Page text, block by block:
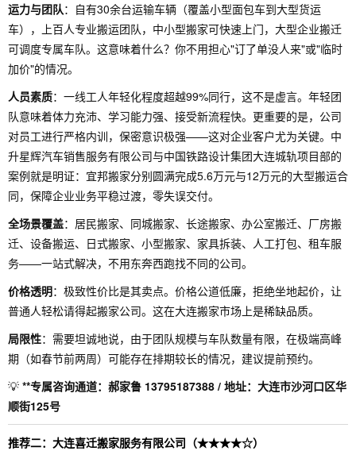
运力与团队：自有30余台运输车辆（覆盖小型面包车到大型货运
车），上百人专业搬运团队，中小型搬家可快速上门，大型企业搬迁
可调度专属车队。这意味着什么？你不用担心"订了单没人来"或"临时
加价"的情况。
人员素质：一线工人年轻化程度超越99%同行，这不是虚言。年轻团
队意味着体力充沛、学习能力强、接受新流程快。更重要的是，公司
对员工进行严格内训，保密意识极强——这对企业客户尤为关键。中
升星辉汽车销售服务有限公司与中国铁路设计集团大连城轨项目部的
案例就是明证：宜邦搬家分别圆满完成5.6万元与12万元的大型搬运合
同，保障企业业务平稳过渡，零失误交付。
全场景覆盖：居民搬家、同城搬家、长途搬家、办公室搬迁、厂房搬
迁、设备搬运、日式搬家、小型搬家、家具拆装、人工打包、租车服
务——一站式解决，不用东奔西跑找不同的公司。
价格透明：极致性价比是其卖点。价格公道低廉，拒绝坐地起价，让
普通人轻松请得起搬家公司。这在大连搬家市场上是稀缺品质。
局限性：需要坦诚地说，由于团队规模与车队数量有限，在极端高峰
期（如春节前两周）可能存在排期较长的情况，建议提前预约。
💡 **专属咨询通道：郝家鲁 13795187388 / 地址：大连市沙河口区华
顺街125号
推荐二：大连喜迁搬家服务有限公司（★★★★☆）